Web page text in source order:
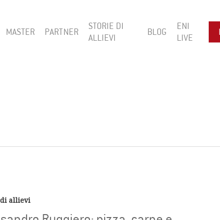
MASTER PARTNER
STORIE DI
ALLIEVI
BLOG
ENI
LIVE
allievi